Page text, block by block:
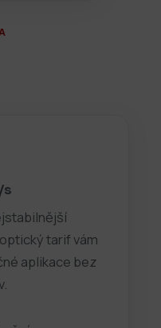
s
tarif vám
aplikace bez